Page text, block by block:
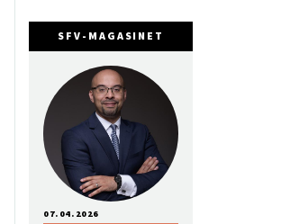
SFV-MAGASINET
07.04.2026